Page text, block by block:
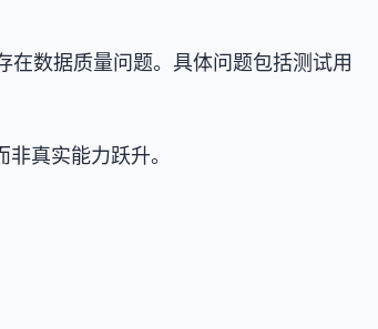
在数据质量问题。具体问题包括测试用
真实能力跃升。